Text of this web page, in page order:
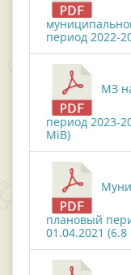
период 2022-
МЗ
период 2023-
MiB)
плановый
01.04.2021 (6.8